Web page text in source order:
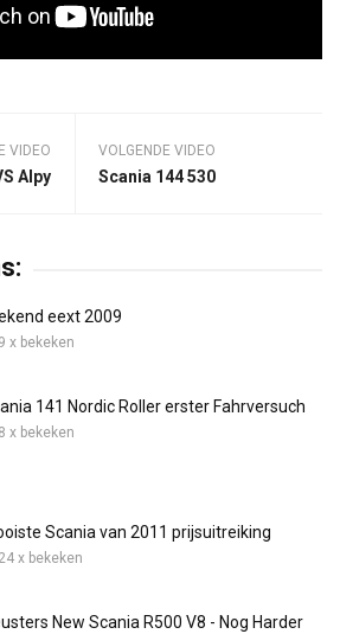
VIDEO
Alpy
VOLGENDE VIDEO
Scania 144 530
eext 2009
x bekeken
141 Nordic Roller erster Fahrversuch
x bekeken
Scania van 2011 prijsuitreiking
x bekeken
New Scania R500 V8 - Nog Harder